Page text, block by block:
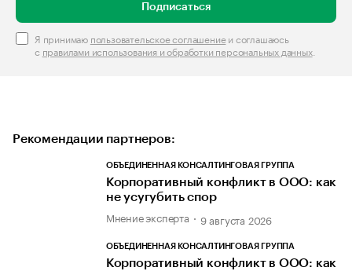
Подписаться
Я принимаю пользовательское соглашениеи соглашаюсь
с правилами использования и обработки персональных данных.
Рекомендации партнеров:
ОБЪЕДИНЕННАЯ КОНСАЛТИНГОВАЯ ГРУППА
Корпоративный конфликт в ООО: как
не усугубить спор
Мнение эксперта 9 августа 2026
ОБЪЕДИНЕННАЯ КОНСАЛТИНГОВАЯ ГРУППА
Корпоративный конфликт в ООО: как